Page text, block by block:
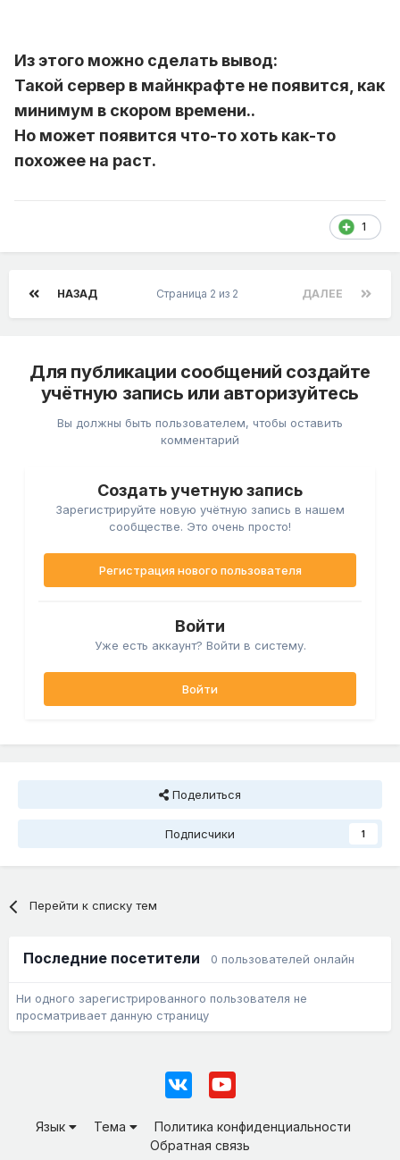
Из этого можно сделать вывод:
Такой сервер в майнкрафте не появится, как
минимум в скором времени..
Но может появится что-то хоть как-то
похожее на раст.
1
НАЗАД ДАЛЕЕ
Страница 2 из 2
Для публикации сообщений создайте
учётную запись или авторизуйтесь
Вы должны быть пользователем, чтобы оставить
комментарий
Создать учетную запись
Зарегистрируйте новую учётную запись в нашем
сообществе. Это очень просто!
Регистрация нового пользователя
Войти
Уже есть аккаунт? Войти в систему.
Войти
Поделиться
Подписчики 1
Перейти к списку тем
Последние посетители 0 пользователей онлайн
Ни одного зарегистрированного пользователя не
просматривает данную страницу
Язык Тема
Политика конфиденциальности
Обратная связь